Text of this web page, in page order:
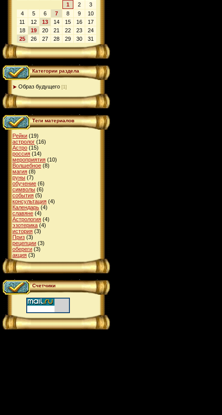
1
2
3
4
5 6 7 8 9
10
11
12 13 14 15 16
17
18
19 20 21 22 23
24
25
26 27 28 29 30 31
Категории раздела
Образ будущего [1]
Теги материалов
Рейки (19)
астролог (16)
Астро (15)
россия (14)
мероприятия (10)
Волшебное (8)
магия (8)
руны (7)
обучение (6)
символы (6)
события (5)
консультация (4)
Календарь (4)
славяне (4)
Астрология (4)
эзотерика (4)
история (3)
Приз (3)
рецепции (3)
обереги (3)
акция (3)
Счетчики